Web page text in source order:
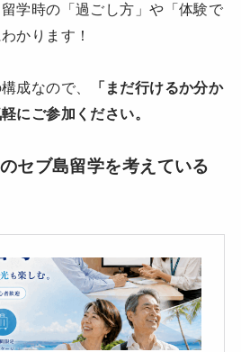
学時の「過ごし方」や「体験で
かります！
成なので、
「まだ行けるか分か
にご参加ください。
セブ島留学を考えている